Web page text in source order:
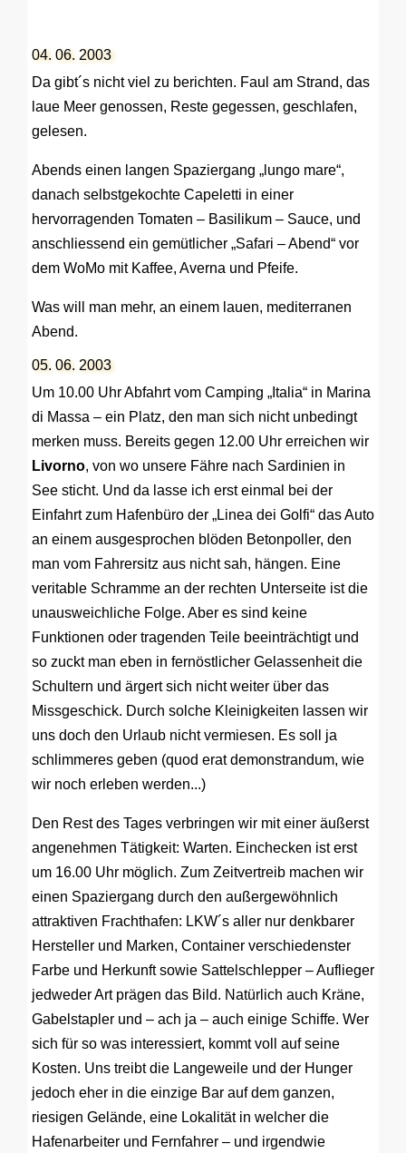
04. 06. 2003
Da gibt´s nicht viel zu berichten. Faul am Strand, das
laue Meer genossen, Reste gegessen, geschlafen,
gelesen.
Abends einen langen Spaziergang „lungo mare“,
danach selbstgekochte Capeletti in einer
hervorragenden Tomaten – Basilikum – Sauce, und
anschliessend ein gemütlicher „Safari – Abend“ vor
dem WoMo mit Kaffee, Averna und Pfeife.
Was will man mehr, an einem lauen, mediterranen
Abend.
05. 06. 2003
Um 10.00 Uhr Abfahrt vom Camping „Italia“ in Marina
di Massa – ein Platz, den man sich nicht unbedingt
merken muss. Bereits gegen 12.00 Uhr erreichen wir
Livorno, von wo unsere Fähre nach Sardinien in
See sticht. Und da lasse ich erst einmal bei der
Einfahrt zum Hafenbüro der „Linea dei Golfi“ das Auto
an einem ausgesprochen blöden Betonpoller, den
man vom Fahrersitz aus nicht sah, hängen. Eine
veritable Schramme an der rechten Unterseite ist die
unausweichliche Folge. Aber es sind keine
Funktionen oder tragenden Teile beeinträchtigt und
so zuckt man eben in fernöstlicher Gelassenheit die
Schultern und ärgert sich nicht weiter über das
Missgeschick. Durch solche Kleinigkeiten lassen wir
uns doch den Urlaub nicht vermiesen. Es soll ja
schlimmeres geben (quod erat demonstrandum, wie
wir noch erleben werden...)
Den Rest des Tages verbringen wir mit einer äußerst
angenehmen Tätigkeit: Warten. Einchecken ist erst
um 16.00 Uhr möglich. Zum Zeitvertreib machen wir
einen Spaziergang durch den außergewöhnlich
attraktiven Frachthafen: LKW´s aller nur denkbarer
Hersteller und Marken, Container verschiedenster
Farbe und Herkunft sowie Sattelschlepper – Auflieger
jedweder Art prägen das Bild. Natürlich auch Kräne,
Gabelstapler und – ach ja – auch einige Schiffe. Wer
sich für so was interessiert, kommt voll auf seine
Kosten. Uns treibt die Langeweile und der Hunger
jedoch eher in die einzige Bar auf dem ganzen,
riesigen Gelände, eine Lokalität in welcher die
Hafenarbeiter und Fernfahrer – und irgendwie